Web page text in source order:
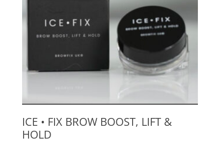
ICE • FIX BROW BOOST, LIFT &
HOLD